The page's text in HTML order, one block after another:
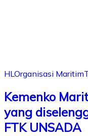
HLOrganisasi Maritim
Kemenko
yang
FTK UNSADA